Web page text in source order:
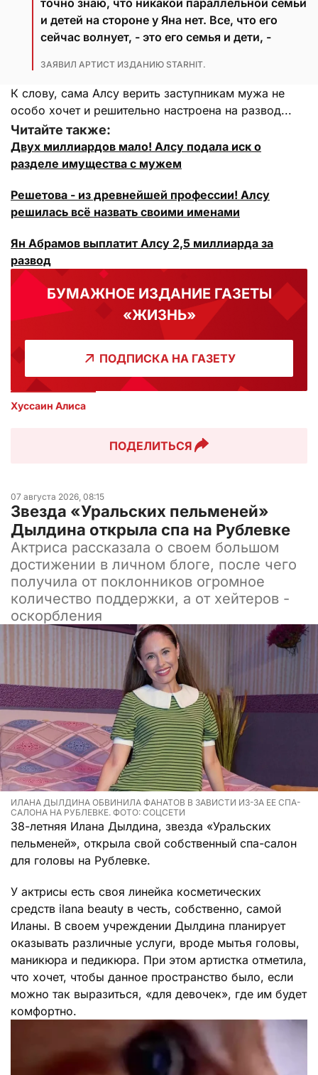
точно знаю, что никакой параллельной семьи
и детей на стороне у Яна нет. Все, что его
сейчас волнует, - это его семья и дети, -
ЗАЯВИЛ АРТИСТ ИЗДАНИЮ STARHIT.
К слову, сама Алсу верить заступникам мужа не
особо хочет и решительно настроена на развод...
Читайте также:
Двух миллиардов мало! Алсу подала иск о
разделе имущества с мужем
Решетова - из древнейшей профессии! Алсу
решилась всё назвать своими именами
Ян Абрамов выплатит Алсу 2,5 миллиарда за
развод
БУМАЖНОЕ ИЗДАНИЕ ГАЗЕТЫ
«ЖИЗНЬ»
ПОДПИСКА НА ГАЗЕТУ
Хуссаин Алиса
ПОДЕЛИТЬСЯ
07 августа 2026, 08:15
Звезда «Уральских пельменей»
Дылдина открыла спа на Рублевке
Актриса рассказала о своем большом
достижении в личном блоге, после чего
получила от поклонников огромное
количество поддержки, а от хейтеров -
оскорбления
ИЛАНА ДЫЛДИНА ОБВИНИЛА ФАНАТОВ В ЗАВИСТИ ИЗ-ЗА ЕЕ СПА-
САЛОНА НА РУБЛЕВКЕ. ФОТО: СОЦСЕТИ
38-летняя Илана Дылдина, звезда «Уральских
пельменей», открыла свой собственный спа-салон
для головы на Рублевке.
У актрисы есть своя линейка косметических
средств ilana beauty в честь, собственно, самой
Иланы. В своем учреждении Дылдина планирует
оказывать различные услуги, вроде мытья головы,
маникюра и педикюра. При этом артистка отметила,
что хочет, чтобы данное пространство было, если
можно так выразиться, «для девочек», где им будет
комфортно.